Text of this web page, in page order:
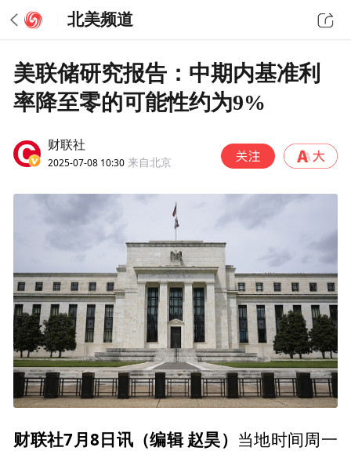
北美频道
美联储研究报告：中期内基准利
率降至零的可能性约为9%
财联社
2025-07-08 10:30 来自北京
财联社7月8日讯（编辑 赵昊）
当地时间周一